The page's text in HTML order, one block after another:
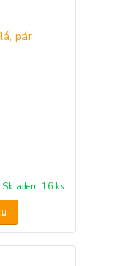
Skladem 16 ks